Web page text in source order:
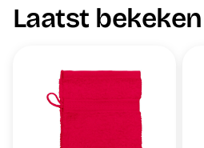
Laatst